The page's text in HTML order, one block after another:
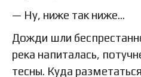
— Ну, ниже так ниже…
Дожди шли
река напиталась,
тесны. Куда